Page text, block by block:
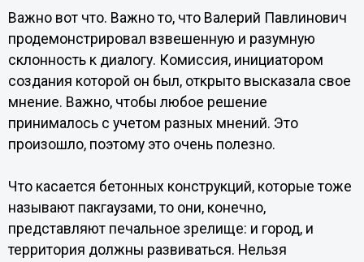
Важно вот что. Важно то, что Валерий Павлинович
продемонстрировал взвешенную и разумную
склонность к диалогу. Комиссия, инициатором
создания которой он был, открыто высказала свое
мнение. Важно, чтобы любое решение
принималось с учетом разных мнений. Это
произошло, поэтому это очень полезно.
Что касается бетонных конструкций, которые тоже
называют пакгаузами, то они, конечно,
представляют печальное зрелище: и город, и
территория должны развиваться. Нельзя